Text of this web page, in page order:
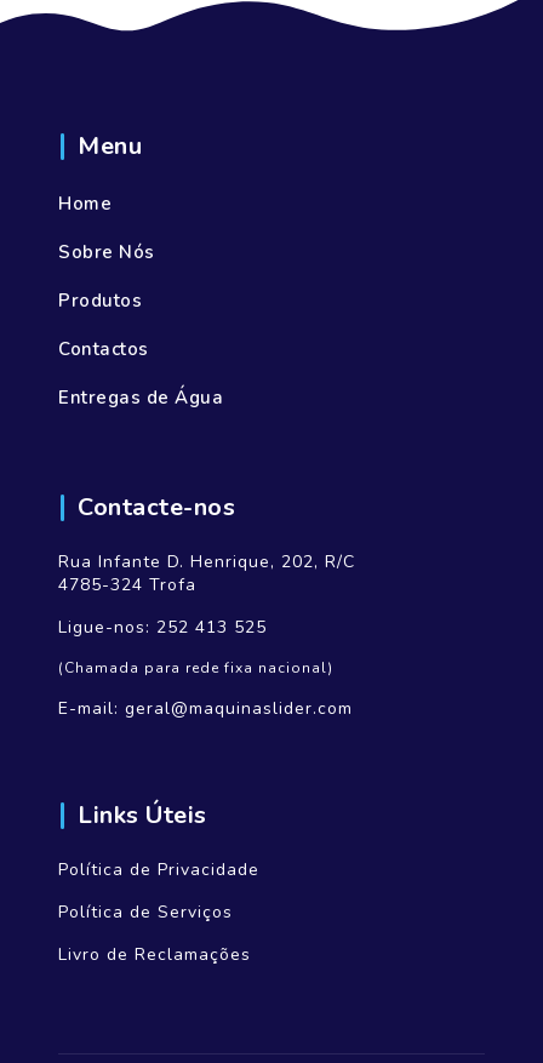
Menu
Home
Sobre Nós
Produtos
Contactos
Entregas de Água
Contacte-nos
Rua Infante D. Henrique, 202, R/C
4785-324 Trofa
Ligue-nos: 252 413 525
(Chamada para rede fixa nacional)
E-mail: geral@maquinaslider.com
Links Úteis
Política de Privacidade
Política de Serviços
Livro de Reclamações